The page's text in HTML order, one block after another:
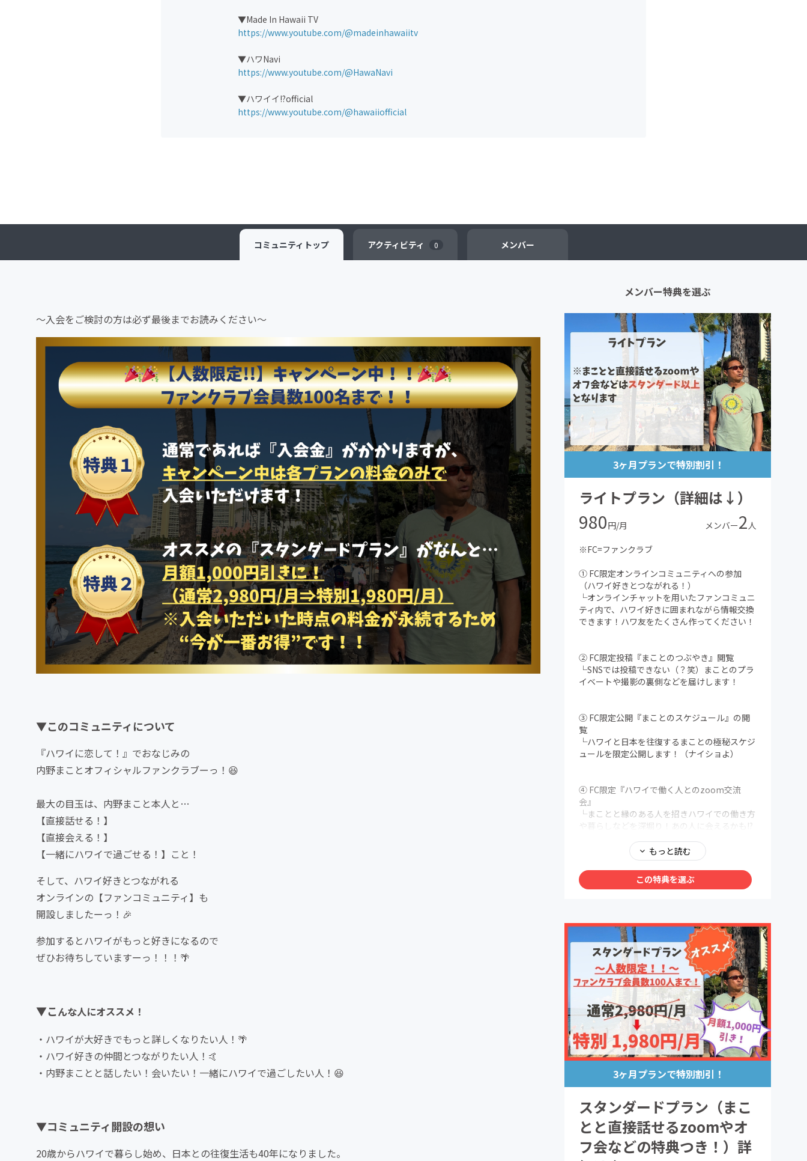
▼Made In Hawaii TV
https://www.youtube.com/@madeinhawaiitv
▼ハワNavi
https://www.youtube.com/@HawaNavi
▼ハワイイ!?official
https://www.youtube.com/@hawaiiofficial
コミュニティ トップ アクティビティ 0 メンバー
～入会をご検討の方は必ず最後までお読みください～
▼このコミュニティについて
『ハワイに恋して！』でおなじみの
内野まことオフィシャルファンクラブーっ！😆
最大の目玉は、内野まこと本人と…
【直接話せる！】
【直接会える！】
【一緒にハワイで過ごせる！】こと！
そして、ハワイ好きとつながれる
オンラインの【ファンコミュニティ】も
開設しましたーっ！🎉
参加するとハワイがもっと好きになるので
ぜひお待ちしていますーっ！！！🌴
▼こんな人にオススメ！
・ハワイが大好きでもっと詳しくなりたい人！🌴
・ハワイ好きの仲間とつながりたい人！🤙
・内野まことと話したい！会いたい！一緒にハワイで過ごしたい人！😆
▼コミュニティ開設の想い
20歳からハワイで暮らし始め、日本との往復生活も40年になりました。
メンバー特典を選ぶ
3ヶ月プランで特別割引！
ライトプラン（詳細は↓）
980円/月 メンバー2 人
※FC=ファンクラブ
① FC限定オンラインコミュニティへの参加
（ハワイ好きとつながれる！）
└オンラインチャットを用いたファンコミュニ
ティ内で、ハワイ好きに囲まれながら情報交換
できます！ハワ友をたくさん作ってください！
② FC限定投稿『まことのつぶやき』閲覧
└SNSでは投稿できない（？笑）まことのプラ
イベートや撮影の裏側などを届けします！
③ FC限定公開『まことのスケジュール』の閲
覧
└ハワイと日本を往復するまことの極秘スケジ
ュールを限定公開します！（ナイショよ）
④ FC限定『ハワイで働く人とのzoom交流
会』
└まことと縁のある人を招きハワイでの働き方
や暮らしなどを深堀り！あの人に会えるかも!?
⑤ FC限定 グッズ購入
└ハワイで使えるTシャツ／パーカー／エコバ
ッグ／ステッカー／ボールペン／タンブラーな
==============================
※『まことと直接話せるzoom』や『オフ会』
などはスタンダード以上となります。詳細はス
タンダードの内容をご覧ください！
==============================
もっと読む
この特典を選ぶ
3ヶ月プランで特別割引！
スタンダードプラン（まこ
とと直接話せるzoomやオ
フ会などの特典つき！）詳